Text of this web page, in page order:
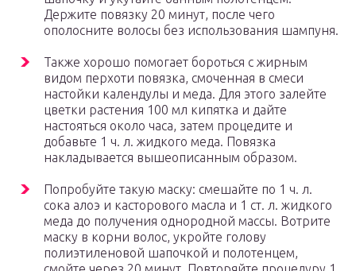
Держите повязку 20 минут, после чего
ополосните волосы без использования шампуня.
Также хорошо помогает бороться с жирным
видом перхоти повязка, смоченная в смеси
настойки календулы и меда. Для этого залейте
цветки растения 100 мл кипятка и дайте
настояться около часа, затем процедите и
добавьте 1 ч. л. жидкого меда. Повязка
накладывается вышеописанным образом.
Попробуйте такую маску: смешайте по 1 ч. л.
сока алоэ и касторового масла и 1 ст. л. жидкого
меда до получения однородной массы. Вотрите
маску в корни волос, укройте голову
полиэтиленовой шапочкой и полотенцем,